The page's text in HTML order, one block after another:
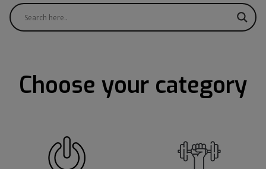
Choose your category